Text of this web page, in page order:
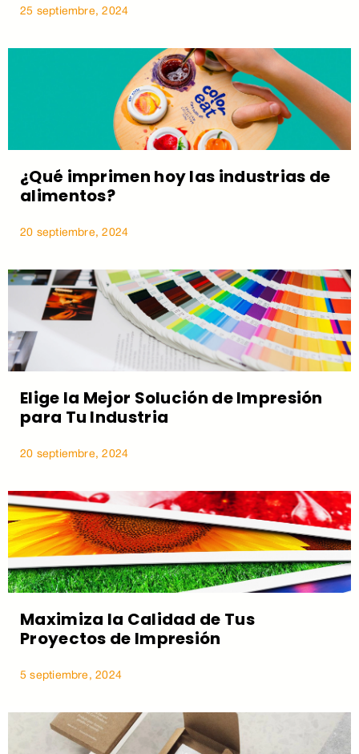
25 septiembre, 2024
¿Qué imprimen hoy las industrias de
alimentos?
20 septiembre, 2024
Elige la Mejor Solución de Impresión
para Tu Industria
20 septiembre, 2024
Maximiza la Calidad de Tus
Proyectos de Impresión
5 septiembre, 2024